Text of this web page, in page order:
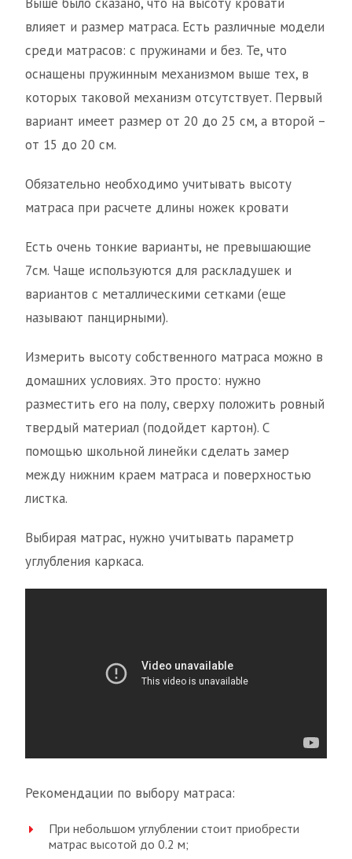
влияет и размер матраса. Есть различные модели
среди матрасов: с пружинами и без. Те, что
оснащены пружинным механизмом выше тех, в
которых таковой механизм отсутствует. Первый
вариант имеет размер от 20 до 25 см, а второй –
от 15 до 20 см.
Обязательно необходимо учитывать высоту
матраса при расчете длины ножек кровати
Есть очень тонкие варианты, не превышающие
7см. Чаще используются для раскладушек и
вариантов с металлическими сетками (еще
называют панцирными).
Измерить высоту собственного матраса можно в
домашних условиях. Это просто: нужно
разместить его на полу, сверху положить ровный
твердый материал (подойдет картон). С
помощью школьной линейки сделать замер
между нижним краем матраса и поверхностью
листка.
Выбирая матрас, нужно учитывать параметр
углубления каркаса.
Рекомендации по выбору матраса:
При небольшом углублении стоит приобрести
матрас высотой до 0.2 м;